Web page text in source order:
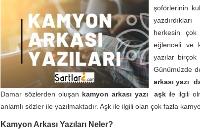
şoförlerinin
herkesin çok
eğlenceli ve
yazılar birçok
Günümüzde
arkası yazı
Damar sözlerden oluşan kamyon arkası yazı aşk ile ilgili
anlamlı sözler ile yazılmaktadır. Aşk ile ilgili olan çok fazla
Kamyon Arkası Yazıları Neler?